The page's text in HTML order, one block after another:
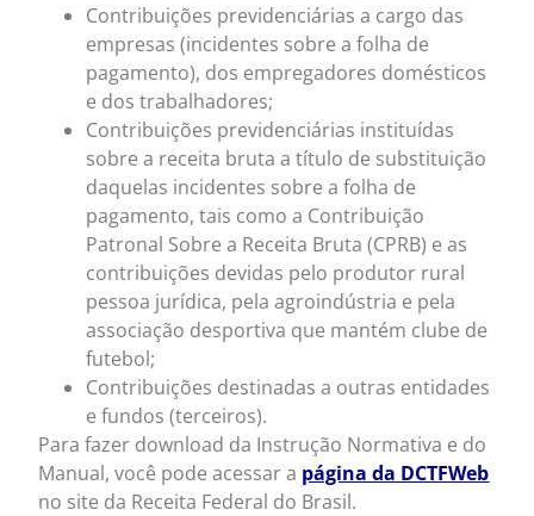
Contribuições previdenciárias a cargo das
empresas (incidentes sobre a folha de
pagamento), dos empregadores domésticos
e dos trabalhadores;
Contribuições previdenciárias instituídas
sobre a receita bruta a título de substituição
daquelas incidentes sobre a folha de
pagamento, tais como a Contribuição
Patronal Sobre a Receita Bruta (CPRB) e as
contribuições devidas pelo produtor rural
pessoa jurídica, pela agroindústria e pela
associação desportiva que mantém clube de
futebol;
Contribuições destinadas a outras entidades
e fundos (terceiros).
Para fazer download da Instrução Normativa e do
Manual, você pode acessar a página da DCTFWeb
no site da Receita Federal do Brasil.